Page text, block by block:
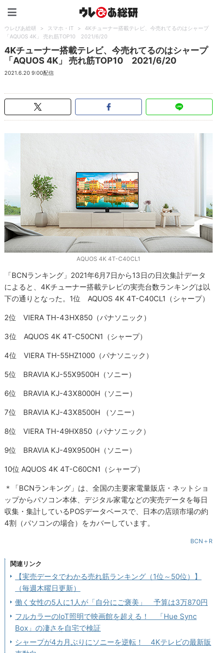
ウレぴあ総研 > スマホ・IT >
4Kチューナー搭載テレビ、今売れてるのはシャープ
「AQUOS 4K」 売れ筋TOP10 2021/6/20
4Kチューナー搭載テレビ、今売れてるのはシャープ
「AQUOS 4K」 売れ筋TOP10 2021/6/20
2021.6.20 9:00配信
AQUOS 4K 4T-C40CL1
「BCNランキング」2021年6月7日から13日の日次集計データ
によると、4Kチューナー搭載テレビの実売台数ランキングは以
下の通りとなった。1位 AQUOS 4K 4T-C40CL1（シャープ）
2位 VIERA TH-43HX850（パナソニック）
3位 AQUOS 4K 4T-C50CN1（シャープ）
4位 VIERA TH-55HZ1000（パナソニック）
5位 BRAVIA KJ-55X9500H（ソニー）
6位 BRAVIA KJ-43X8000H（ソニー）
7位 BRAVIA KJ-43X8500H （ソニー）
8位 VIERA TH-49HX850（パナソニック）
9位 BRAVIA KJ-49X9500H（ソニー）
10位 AQUOS 4K 4T-C60CN1（シャープ）
＊「BCNランキング」は、全国の主要家電量販店・ネットショ
ップからパソコン本体、デジタル家電などの実売データを毎日
収集・集計しているPOSデータベースで、日本の店頭市場の約
4割（パソコンの場合）をカバーしています。
BCN＋R
関連リンク
【実売データでわかる売れ筋ランキング（1位～50位）】
（毎週木曜日更新）
働く女性の5人に1人が「自分にご褒美」 予算は3万870円
フルカラーのIoT照明で映画館を超える！ 「Hue Sync
Box」の凄さを自宅で検証
シャープが4カ月ぶりにソニーを逆転！ 4Kテレビの最新販